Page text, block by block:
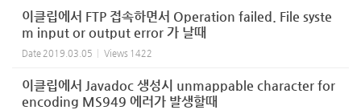
이클립에서 FTP 접속하면서 Operation failed. File syste
m input or output error 가 날때
Date 2019.03.05 Views 1422
이클립에서 Javadoc 생성시 unmappable character for
encoding MS949 에러가 발생할때